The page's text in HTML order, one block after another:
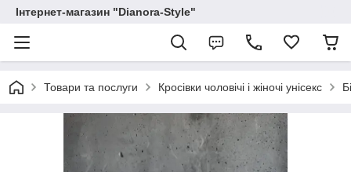
Інтернет-магазин "Dianora-Style"
Товари та послуги Кросівки чоловічі і жіночі унісекс